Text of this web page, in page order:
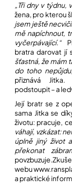
„Tři dny v týdnu,
žena, pro kterou
jsem ještě
mě napíchnout,
vyčerpávající.“
bratra darovat jí
šťastná, že mám
do toho
přiznává
podstoupit – a
Její bratr se z
sama Jitka se
životu: pracuje,
váhají, vzkázat:
úplně jiný život
překonat
webu www.
a praktické